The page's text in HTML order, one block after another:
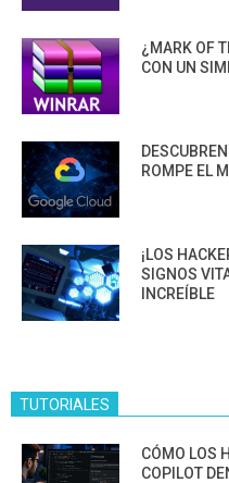
¿MARK OF
CON UN
ROMPE EL
¡LOS
SIGNOS
INCREÍBLE
TUTORIALES
CÓMO LOS
COPILOT